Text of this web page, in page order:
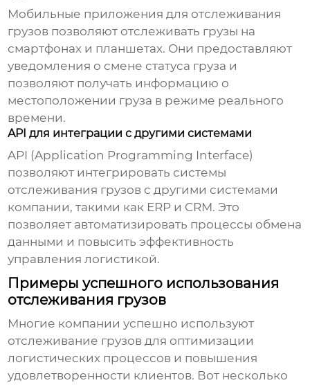
Мобильные приложения для отслеживания
грузов позволяют отслеживать грузы на
смартфонах и планшетах. Они предоставляют
уведомления о смене статуса груза и
позволяют получать информацию о
местоположении груза в режиме реального
времени.
API для интеграции с другими системами
API (Application Programming Interface)
позволяют интегрировать системы
отслеживания грузов с другими системами
компании, такими как ERP и CRM. Это
позволяет автоматизировать процессы обмена
данными и повысить эффективность
управления логистикой.
Примеры успешного использования
отслеживания грузов
Многие компании успешно используют
отслеживание грузов для оптимизации
логистических процессов и повышения
удовлетворенности клиентов. Вот несколько